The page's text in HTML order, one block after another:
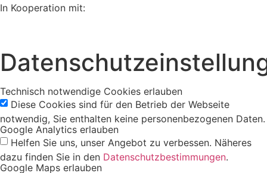
In Kooperation mit:
Technisch notwendige Cookies erlauben
Diese Cookies sind für den Betrieb der Webseite
notwendig, Sie enthalten keine personenbezogenen Daten.
Google Analytics erlauben
Helfen Sie uns, unser Angebot zu verbessen. Näheres
dazu finden Sie in den Datenschutzbestimmungen.
Google Maps erlauben